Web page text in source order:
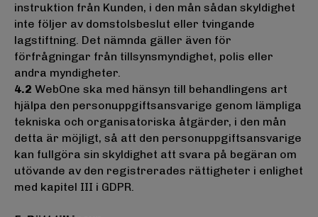
instruktion från Kunden, i den mån sådan skyldighet
inte följer av domstolsbeslut eller tvingande
lagstiftning. Det nämnda gäller även för
förfrågningar från tillsynsmyndighet, polis eller
andra myndigheter.
4.2 WebOne ska med hänsyn till behandlingens art
hjälpa den personuppgiftsansvarige genom lämpliga
tekniska och organisatoriska åtgärder, i den mån
detta är möjligt, så att den personuppgiftsansvarige
kan fullgöra sin skyldighet att svara på begäran om
utövande av den registrerades rättigheter i enlighet
med kapitel III i GDPR.